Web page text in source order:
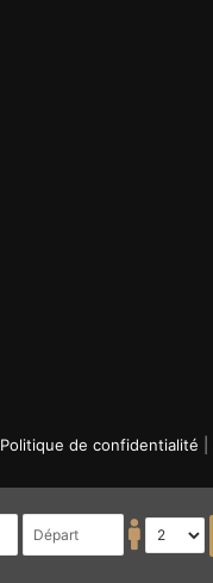
Politique de confidentialité